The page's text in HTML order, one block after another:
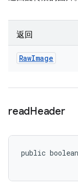
返回
RawImage
readHeader
public